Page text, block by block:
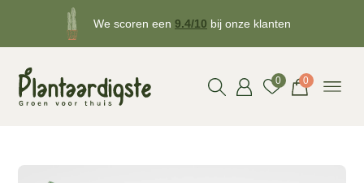
We scoren een 9.4/10 bij onze klanten
0 0